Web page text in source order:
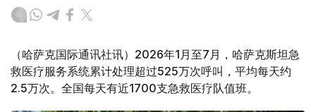
（哈萨克国际通讯社讯）2026年1月至7月，哈萨克斯坦急
救医疗服务系统累计处理超过525万次呼叫，平均每天约
2.5万次。全国每天有近1700支急救医疗队值班。